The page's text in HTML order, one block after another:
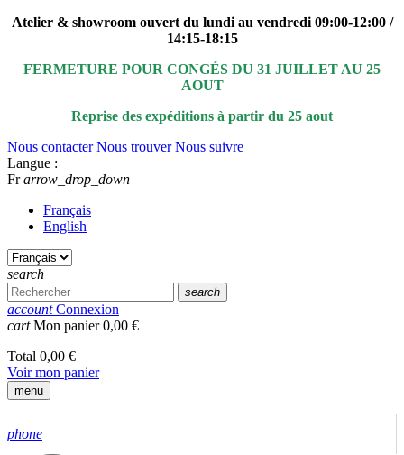
Atelier & showroom ouvert du lundi au vendredi 09:00-12:00 /
14:15-18:15
FERMETURE POUR CONGÉS DU 31 JUILLET AU 25
AOUT
Reprise des expéditions à partir du 25 aout
Nous contacter Nous trouver Nous suivre
Langue :
Fr arrow_drop_down
Français
English
search
search
account Connexion
cart Mon panier0,00 €
Total 0,00 €
Voir mon panier
menu
phone